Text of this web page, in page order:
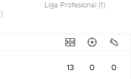
Libertadores (1)
13 0 0